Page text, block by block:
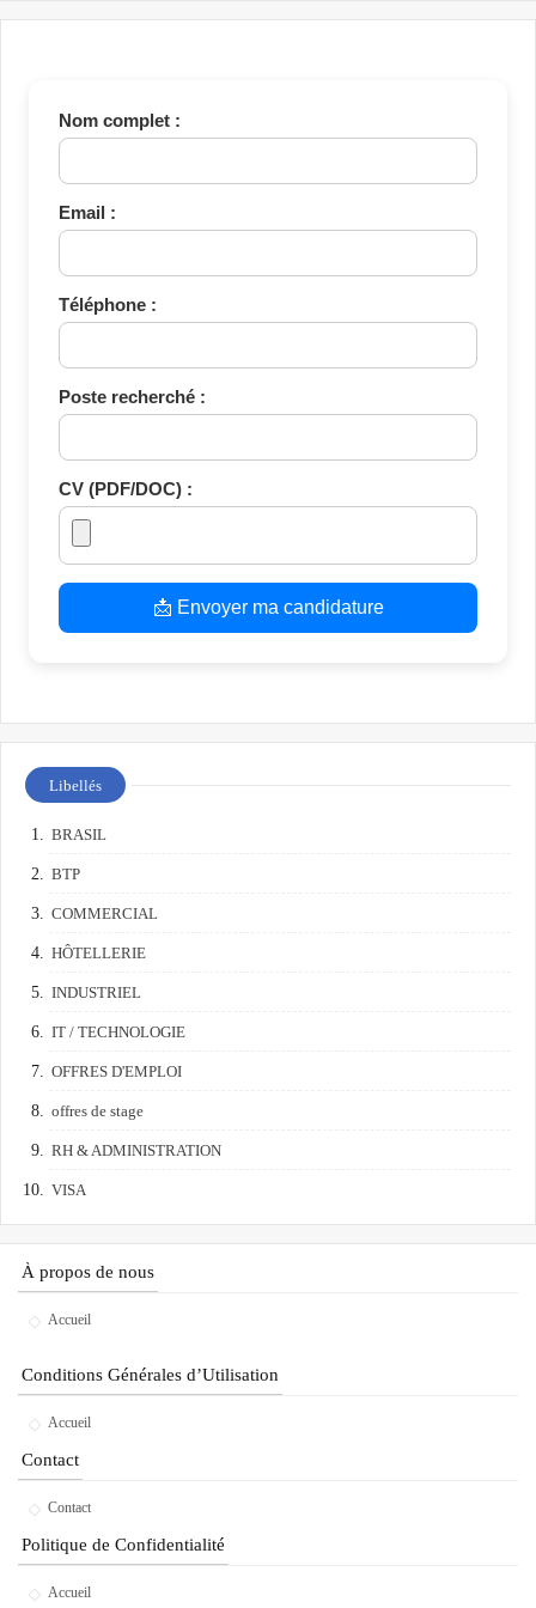
Nom complet :
Email :
Téléphone :
Poste recherché :
CV (PDF/DOC) :
📩 Envoyer ma candidature
Libellés
BRASIL
BTP
COMMERCIAL
HÔTELLERIE
INDUSTRIEL
IT / TECHNOLOGIE
OFFRES D'EMPLOI
offres de stage
RH & ADMINISTRATION
VISA
À propos de nous
Accueil
Conditions Générales d’Utilisation
Accueil
Contact
Contact
Politique de Confidentialité
Accueil